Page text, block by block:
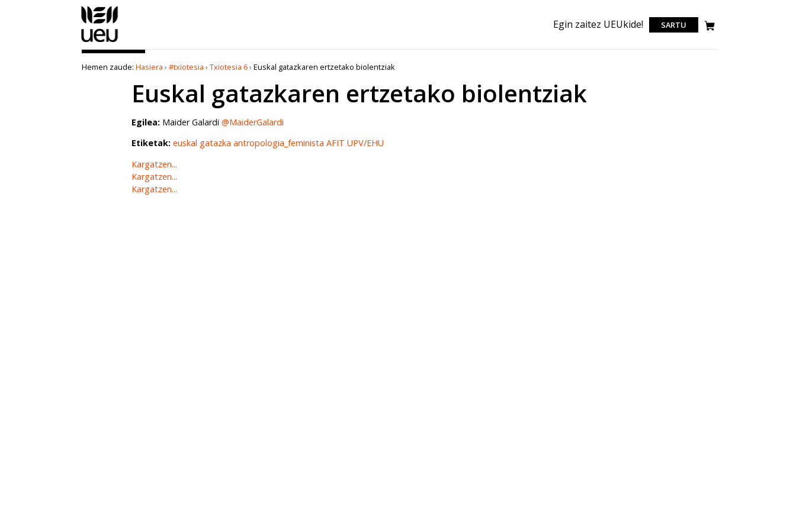
Edukira
salto
egin
Salto
egin
Egin zaitez UEUkide! SARTU
Hemen zaude: Hasiera › #txiotesia › Txiotesia 6› Euskal gatazkaren ertzetako biolentziak
Euskal gatazkaren ertzetako biolentziak
Egilea: Maider Galardi @MaiderGalardi
Etiketak: euskal gatazka antropologia_feminista AFIT UPV/EHU
Kargatzen...
Kargatzen...
Kargatzen...